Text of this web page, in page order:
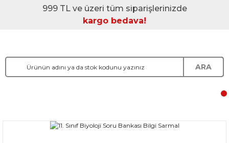
999 TL ve üzeri tüm siparişlerinizde
kargo bedava!
ARA